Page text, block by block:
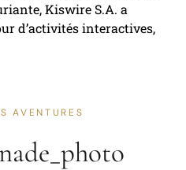
Kiswire S.A. a
d’activités interactives,
AVENTURES